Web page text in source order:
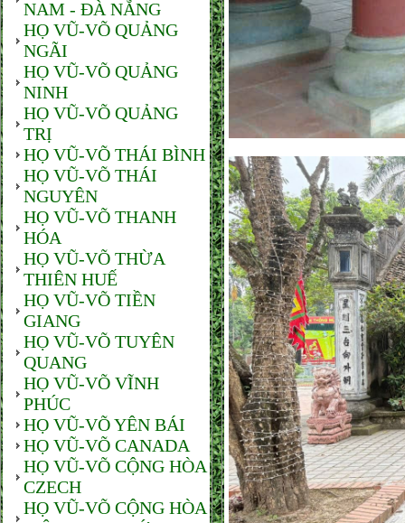
NAM - ĐÀ NẴNG
HỌ VŨ-VÕ QUẢNG
NGÃI
HỌ VŨ-VÕ QUẢNG
NINH
HỌ VŨ-VÕ QUẢNG
TRỊ
HỌ VŨ-VÕ THÁI BÌNH
HỌ VŨ-VÕ THÁI
NGUYÊN
HỌ VŨ-VÕ THANH
HÓA
HỌ VŨ-VÕ THỪA
THIÊN HUẾ
HỌ VŨ-VÕ TIỀN
GIANG
HỌ VŨ-VÕ TUYÊN
QUANG
HỌ VŨ-VÕ VĨNH
PHÚC
HỌ VŨ-VÕ YÊN BÁI
HỌ VŨ-VÕ CANADA
HỌ VŨ-VÕ CỘNG HÒA
CZECH
HỌ VŨ-VÕ CỘNG HÒA